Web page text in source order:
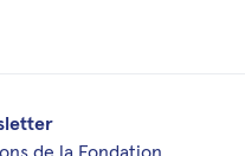
de la Fondation